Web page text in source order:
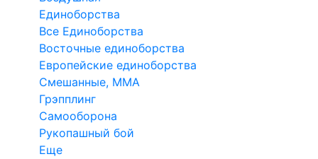
Единоборства
Все Единоборства
Восточные единоборства
Европейские единоборства
Смешанные, ММА
Грэпплинг
Самооборона
Рукопашный бой
Еще